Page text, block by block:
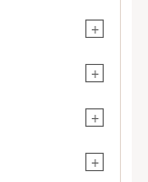
+
+
+
+